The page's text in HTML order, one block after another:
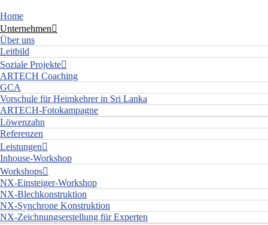
Home
Unternehmen
Über uns
Leitbild
Soziale Projekte
ARTECH Coaching
GCA
Vorschule für Heimkehrer in Sri Lanka
ARTECH-Fotokampagne
Löwenzahn
Referenzen
Leistungen
Inhouse-Workshop
Workshops
NX-Einsteiger-Workshop
NX-Blechkonstruktion
NX-Synchrone Konstruktion
NX-Zeichnungserstellung für Experten